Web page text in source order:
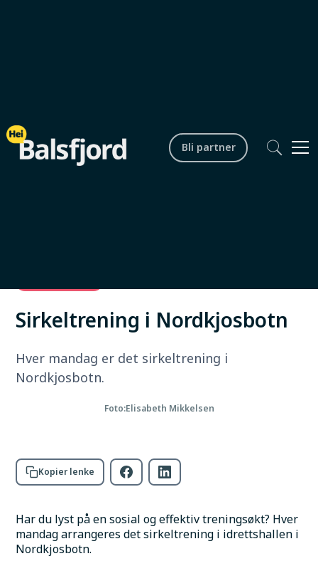
Bli partner
Sirkeltrening i Nordkjosbotn
Hver mandag er det sirkeltrening i
Nordkjosbotn.
Foto:Elisabeth Mikkelsen
Kopier lenke
Har du lyst på en sosial og effektiv treningsøkt? Hver
mandag arrangeres det sirkeltrening i idrettshallen i
Nordkjosbotn.